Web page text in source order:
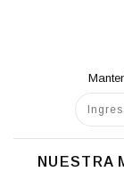
NUESTRA